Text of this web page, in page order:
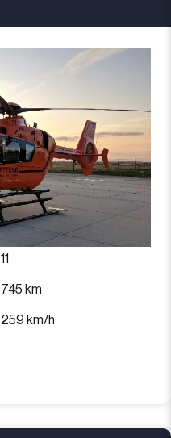
11
745 km
259 km/h